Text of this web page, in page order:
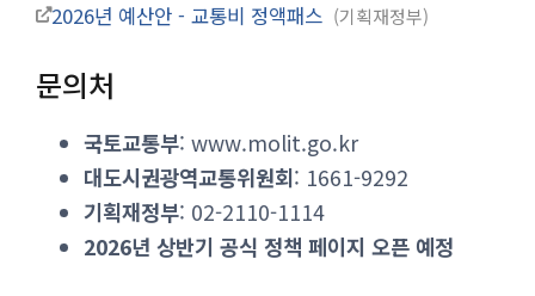
2026년 예산안 - 교통비 정액패스 기획재정부
문의처
국토교통부: www.molit.go.kr
대도시권광역교통위원회: 1661-9292
기획재정부: 02-2110-1114
2026년 상반기 공식 정책 페이지 오픈 예정